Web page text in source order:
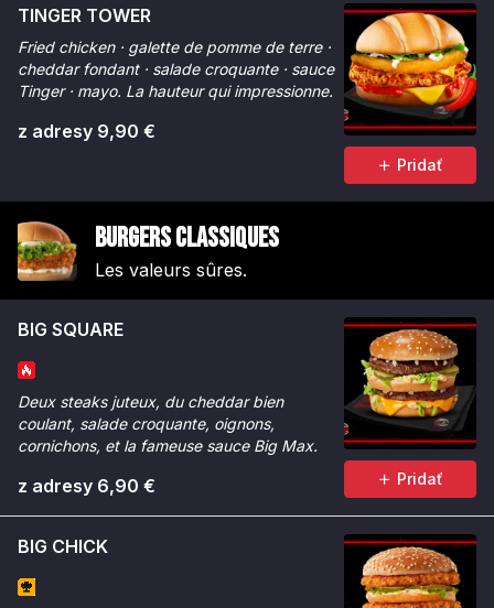
TINGER TOWER
Fried chicken · galette de pomme de terre ·
cheddar fondant · salade croquante · sauce
Tinger · mayo. La hauteur qui impressionne.
z adresy 9,90 €
Pridať
Burgers Classiques
Les valeurs sûres.
BIG SQUARE
Deux steaks juteux, du cheddar bien
coulant, salade croquante, oignons,
cornichons, et la fameuse sauce Big Max.
z adresy 6,90 € Pridať
BIG CHICK